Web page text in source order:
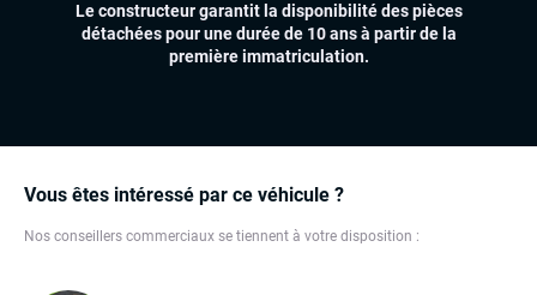
Vous êtes intéressé par ce véhicule ?
Nos conseillers commerciaux se tiennent à votre disposition :
Climatisation automatique multizones
Démarrage mains libres
Dynamic Select, Drive Select (sélection du mode de conduite)
Le constructeur garantit la disponibilité des pièces
détachées pour une durée de 10 ans à partir de la
première immatriculation.